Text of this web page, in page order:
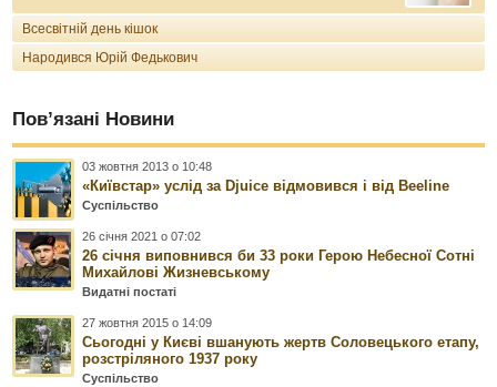
Всесвітній день кішок
Народився Юрій Федькович
Пов’язані Новини
03 жовтня 2013 о 10:48
«Київстар» услід за Djuice відмовився і від Beelinе
Суспільство
26 січня 2021 о 07:02
26 січня виповнився би 33 роки Герою Небесної Сотні
Михайлові Жизневському
Видатні постаті
27 жовтня 2015 о 14:09
Сьогодні у Києві вшанують жертв Соловецького етапу,
розстріляного 1937 року
Суспільство